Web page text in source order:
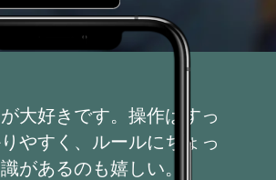
大好きです。操作はすっ
やすく、ルールにちょっ
があるのも嬉しい。